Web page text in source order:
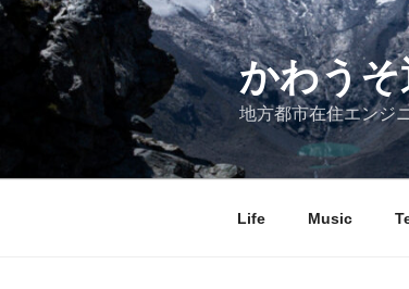
コ
かわうそ
地方都市在住エンジ
Life Music